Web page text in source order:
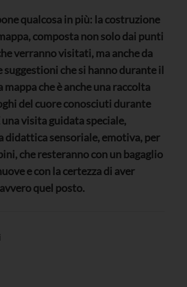
qualcosa in più: la costruzione
composta non solo dai punti
verranno visitati, ma anche da
suggestioni che si hanno durante il
mappa che è ancheuna raccolta
del cuore conosciuti durante
visita guidata speciale,
didattica sensoriale, emotiva, per
che resteranno con un bagaglio
e con la certezza di aver
quel posto.